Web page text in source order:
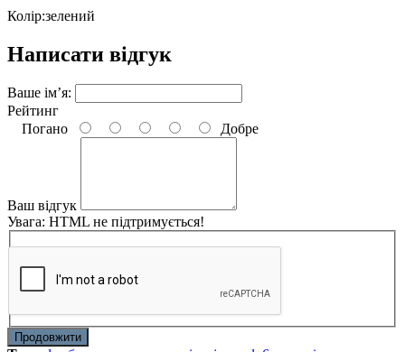
Колір:зелений
Написати відгук
Ваше ім’я:
Рейтинг
Погано
Добре
Ваш відгук
Увага: HTML не підтримується!
Продовжити